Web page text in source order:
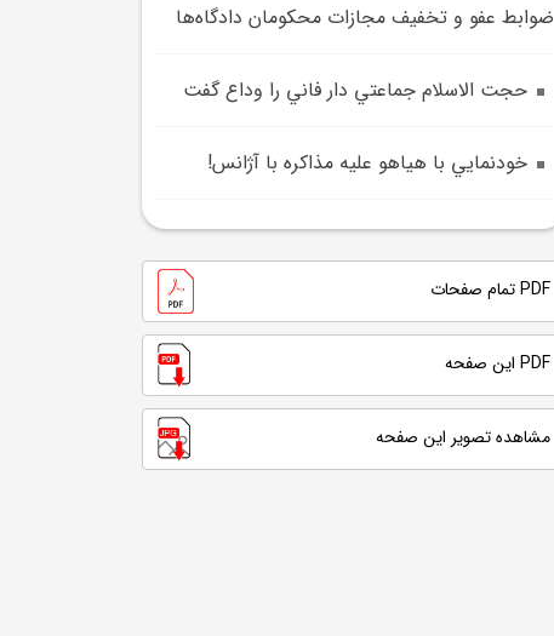
ضوابط عفو و تخفيف مجازات محکومان دادگاه‌ها
حجت الاسلام جماعتي دار فاني را وداع گفت
خودنمايي با هياهو عليه مذاکره با آژانس!
PDF تمام صفحات
PDF این صفحه
مشاهده تصویر این صفحه